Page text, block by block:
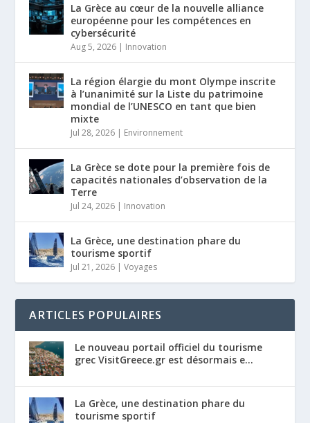
La Grèce au cœur de la nouvelle alliance
européenne pour les compétences en
cybersécurité
Aug 5, 2026 | Innovation
La région élargie du mont Olympe inscrite
à l’unanimité sur la Liste du patrimoine
mondial de l’UNESCO en tant que bien
mixte
Jul 28, 2026 | Environnement
La Grèce se dote pour la première fois de
capacités nationales d’observation de la
Terre
Jul 24, 2026 | Innovation
La Grèce, une destination phare du
tourisme sportif
Jul 21, 2026 |Voyages
ARTICLES POPULAIRES
Le nouveau portail officiel du tourisme
grec VisitGreece.gr est désormais e...
La Grèce, une destination phare du
tourisme sportif